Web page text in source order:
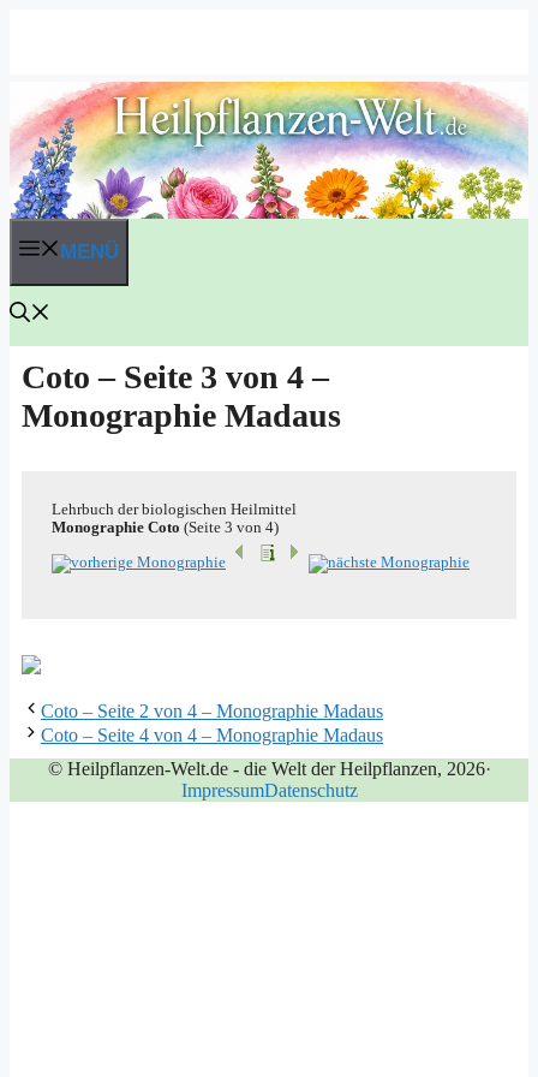
MENÜ
Coto – Seite 3 von 4 –
Monographie Madaus
Lehr­buch der bio­lo­gi­schen Heilmittel
Mono­gra­phie Coto (Sei­te 3 von 4)
Coto – Seite 2 von 4 – Monographie Madaus
Coto – Seite 4 von 4 – Monographie Madaus
© Heilpflanzen-Welt.de - die Welt der Heilpflanzen, 2026·
ImpressumDatenschutz